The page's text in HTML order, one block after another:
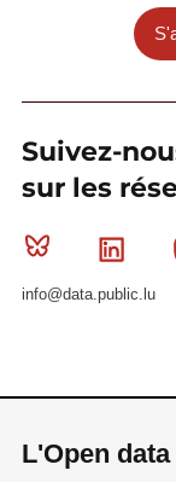
Suivez-
sur les
Bluesky
info@data.public.lu
L'Open data